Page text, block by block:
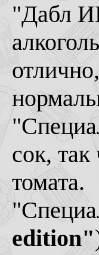
"Дабл
сок, так
томата.
edition"